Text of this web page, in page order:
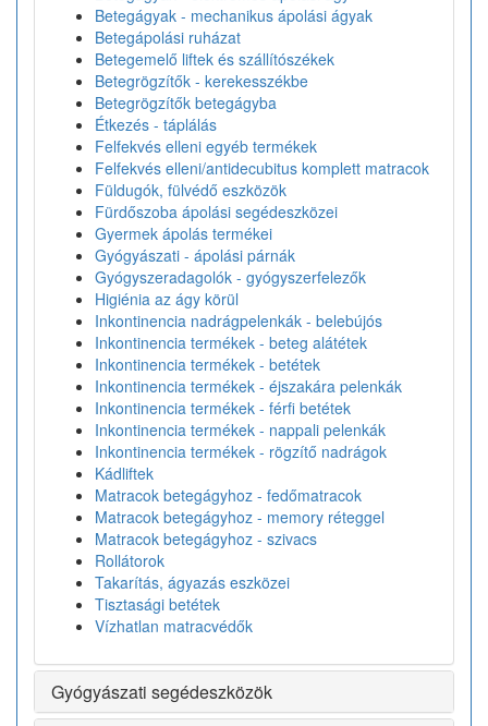
Betegágyak - mechanikus ápolási ágyak
Betegápolási ruházat
Betegemelő liftek és szállítószékek
Betegrögzítők - kerekesszékbe
Betegrögzítők betegágyba
Étkezés - táplálás
Felfekvés elleni egyéb termékek
Felfekvés elleni/antidecubitus komplett matracok
Füldugók, fülvédő eszközök
Fürdőszoba ápolási segédeszközei
Gyermek ápolás termékei
Gyógyászati - ápolási párnák
Gyógyszeradagolók - gyógyszerfelezők
Higiénia az ágy körül
Inkontinencia nadrágpelenkák - belebújós
Inkontinencia termékek - beteg alátétek
Inkontinencia termékek - betétek
Inkontinencia termékek - éjszakára pelenkák
Inkontinencia termékek - férfi betétek
Inkontinencia termékek - nappali pelenkák
Inkontinencia termékek - rögzítő nadrágok
Kádliftek
Matracok betegágyhoz - fedőmatracok
Matracok betegágyhoz - memory réteggel
Matracok betegágyhoz - szivacs
Rollátorok
Takarítás, ágyazás eszközei
Tisztasági betétek
Vízhatlan matracvédők
Gyógyászati segédeszközök